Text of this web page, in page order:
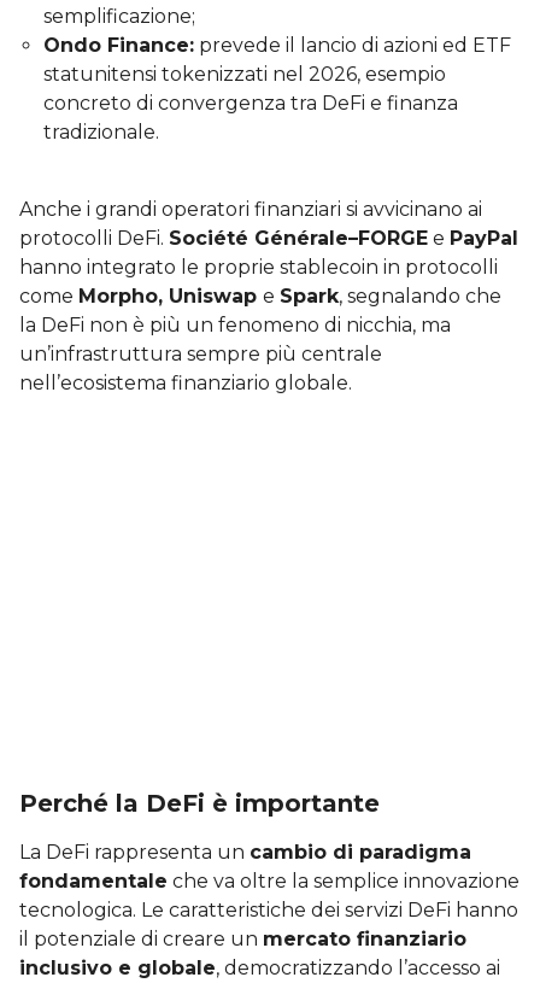
semplificazione;
Ondo Finance: prevede il lancio di azioni ed ETF
statunitensi tokenizzati nel 2026, esempio
concreto di convergenza tra DeFi e finanza
tradizionale.
Anche i grandi operatori finanziari si avvicinano ai
protocolli DeFi. Société Générale–FORGE e PayPal
hanno integrato le proprie stablecoin in protocolli
come Morpho, Uniswap e Spark, segnalando che
la DeFi non è più un fenomeno di nicchia, ma
un’infrastruttura sempre più centrale
nell’ecosistema finanziario globale.
Perché la DeFi è importante
La DeFi rappresenta un cambio di paradigma
fondamentale che va oltre la semplice innovazione
tecnologica. Le caratteristiche dei servizi DeFi hanno
il potenziale di creare un mercato finanziario
inclusivo e globale, democratizzando l’accesso ai